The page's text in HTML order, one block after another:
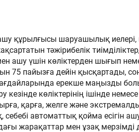
биіктік LED
бар ені
шығыңқы
құрылғысы шаруашылық
тәжірибелік
ашу үшін көліктерден шығып
75 пайызға дейін
ерекше маңызды
кезінде көліктерінің ішінде
қарға, желге және
автоматтық қойма есігін
жарақаттар мен ұзақ